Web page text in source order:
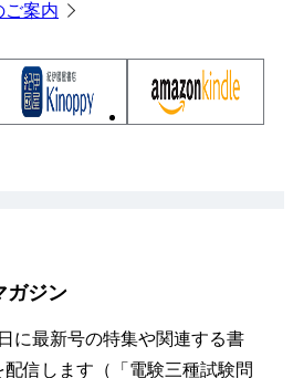
ご案内
ガジン
に最新号の特集や関連する書
信します（「電験三種試験問